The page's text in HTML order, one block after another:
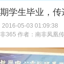
学生毕业，
2016-05-03 01:09:38
365 作者：南非凤凰